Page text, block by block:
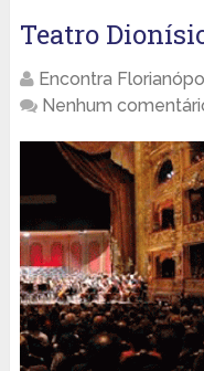
Teatro
Encontra
Nenhum